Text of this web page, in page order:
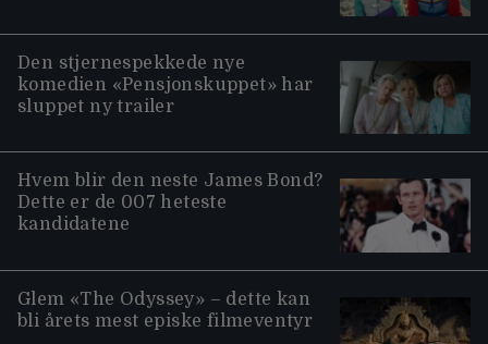
Den stjernespekkede nye
komedien «Pensjonskuppet» har
sluppet ny trailer
Hvem blir den neste James Bond?
Dette er de 007 heteste
kandidatene
Glem «The Odyssey» – dette kan
bli årets mest episke filmeventyr